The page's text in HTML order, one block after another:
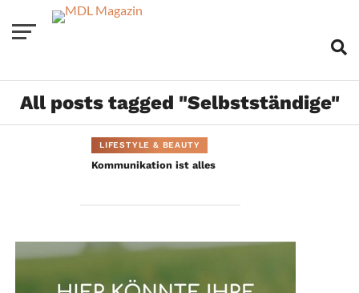
All posts tagged "Selbstständige"
LIFESTYLE & BEAUTY
Kommunikation ist alles